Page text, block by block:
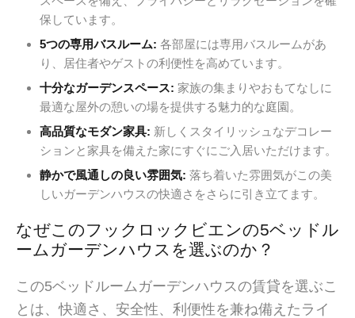
保しています。
5つの専用バスルーム: 各部屋には専用バスルームがあ
り、居住者やゲストの利便性を高めています。
十分なガーデンスペース: 家族の集まりやおもてなしに
最適な屋外の憩いの場を提供する魅力的な庭園。
高品質なモダン家具: 新しくスタイリッシュなデコレー
ションと家具を備えた家にすぐにご入居いただけます。
静かで風通しの良い雰囲気: 落ち着いた雰囲気がこの美
しいガーデンハウスの快適さをさらに引き立てます。
なぜこのフックロックビエンの5ベッドル
ームガーデンハウスを選ぶのか？
この5ベッドルームガーデンハウスの賃貸を選ぶこ
とは、快適さ、安全性、利便性を兼ね備えたライ